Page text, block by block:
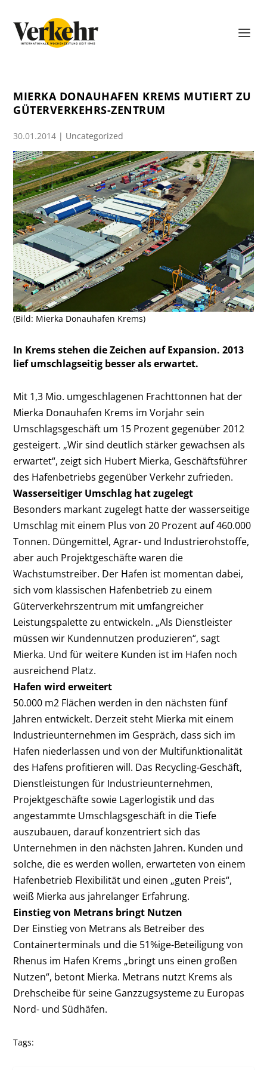
MIERKA DONAUHAFEN KREMS MUTIERT ZU
GÜTERVERKEHRS-ZENTRUM
30.01.2014 | Uncategorized
(Bild: Mierka Donauhafen Krems)
In Krems stehen die Zeichen auf Expansion. 2013
lief umschlagseitig besser als erwartet.
Mit 1,3 Mio. umgeschlagenen Frachttonnen hat der
Mierka Donauhafen Krems im Vorjahr sein
Umschlagsgeschäft um 15 Prozent gegenüber 2012
gesteigert. „Wir sind deutlich stärker gewachsen als
erwartet“, zeigt sich Hubert Mierka, Geschäftsführer
des Hafenbetriebs gegenüber Verkehr zufrieden.
Wasserseitiger Umschlag hat zugelegt
Besonders markant zugelegt hatte der wasserseitige
Umschlag mit einem Plus von 20 Prozent auf 460.000
Tonnen. Düngemittel, Agrar- und Industrierohstoffe,
aber auch Projektgeschäfte waren die
Wachstumstreiber. Der Hafen ist momentan dabei,
sich vom klassischen Hafenbetrieb zu einem
Güterverkehrszentrum mit umfangreicher
Leistungspalette zu entwickeln. „Als Dienstleister
müssen wir Kundennutzen produzieren“, sagt
Mierka. Und für weitere Kunden ist im Hafen noch
ausreichend Platz.
Hafen wird erweitert
50.000 m2 Flächen werden in den nächsten fünf
Jahren entwickelt. Derzeit steht Mierka mit einem
Industrieunternehmen im Gespräch, dass sich im
Hafen niederlassen und von der Multifunktionalität
des Hafens profitieren will. Das Recycling-Geschäft,
Dienstleistungen für Industrieunternehmen,
Projektgeschäfte sowie Lagerlogistik und das
angestammte Umschlagsgeschäft in die Tiefe
auszubauen, darauf konzentriert sich das
Unternehmen in den nächsten Jahren. Kunden und
solche, die es werden wollen, erwarteten von einem
Hafenbetrieb Flexibilität und einen „guten Preis“,
weiß Mierka aus jahrelanger Erfahrung.
Einstieg von Metrans bringt Nutzen
Der Einstieg von Metrans als Betreiber des
Containerterminals und die 51%ige-Beteiligung von
Rhenus im Hafen Krems „bringt uns einen großen
Nutzen“, betont Mierka. Metrans nutzt Krems als
Drehscheibe für seine Ganzzugsysteme zu Europas
Nord- und Südhäfen.
Tags: